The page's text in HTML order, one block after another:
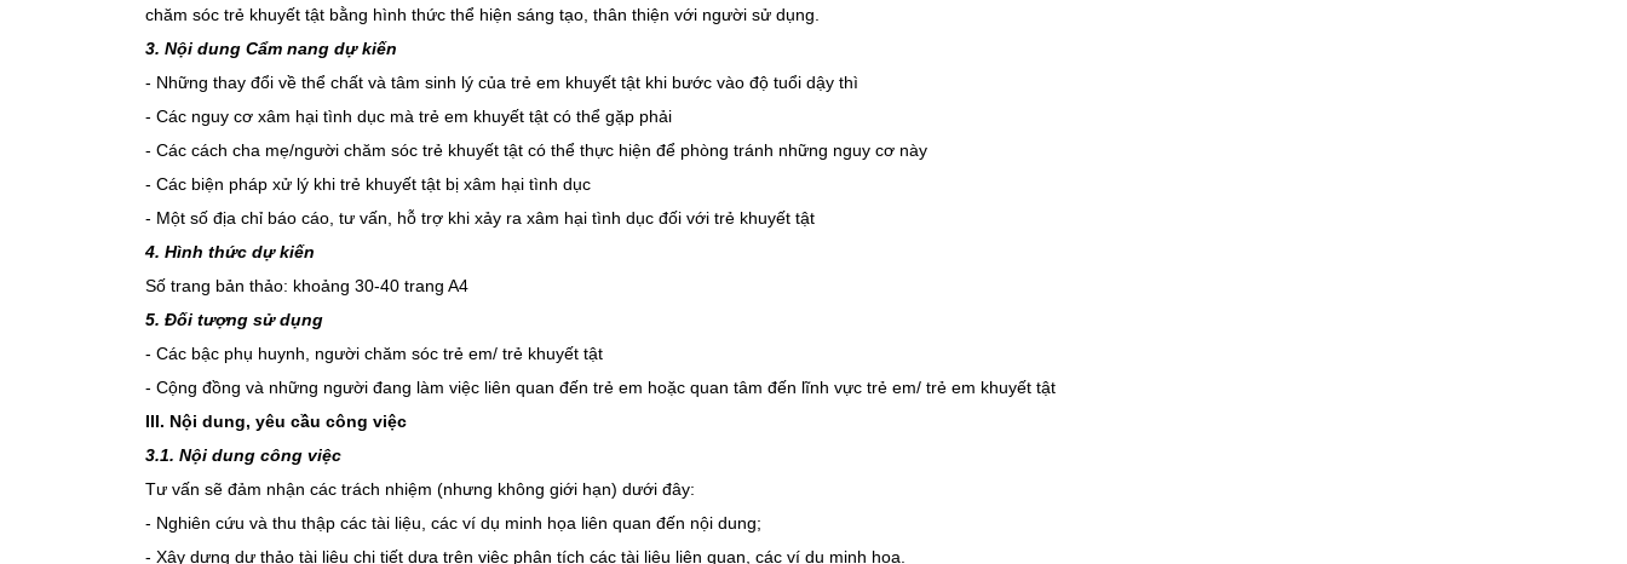
chăm sóc trẻ khuyết tật bằng hình thức thể hiện sáng tạo, thân thiện với người sử dụng.
3. Nội dung Cẩm nang dự kiến
- Những thay đổi về thể chất và tâm sinh lý của trẻ em khuyết tật khi bước vào độ tuổi dậy thì
- Các nguy cơ xâm hại tình dục mà trẻ em khuyết tật có thể gặp phải
- Các cách cha mẹ/người chăm sóc trẻ khuyết tật có thể thực hiện để phòng tránh những nguy cơ này
- Các biện pháp xử lý khi trẻ khuyết tật bị xâm hại tình dục
- Một số địa chỉ báo cáo, tư vấn, hỗ trợ khi xảy ra xâm hại tình dục đối với trẻ khuyết tật
4. Hình thức dự kiến
Số trang bản thảo: khoảng 30-40 trang A4
5. Đối tượng sử dụng
- Các bậc phụ huynh, người chăm sóc trẻ em/ trẻ khuyết tật
- Cộng đồng và những người đang làm việc liên quan đến trẻ em hoặc quan tâm đến lĩnh vực trẻ em/ trẻ em khuyết tật
III. Nội dung, yêu cầu công việc
3.1. Nội dung công việc
Tư vấn sẽ đảm nhận các trách nhiệm (nhưng không giới hạn) dưới đây:
- Nghiên cứu và thu thập các tài liệu, các ví dụ minh họa liên quan đến nội dung;
- Xây dựng dự thảo tài liệu chi tiết dựa trên việc phân tích các tài liệu liên quan, các ví dụ minh họa.